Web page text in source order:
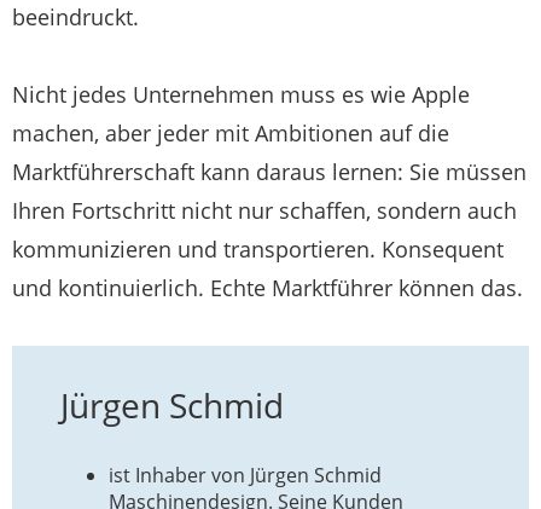
beeindruckt.
Nicht jedes Unternehmen muss es wie Apple
machen, aber jeder mit Ambitionen auf die
Marktführerschaft kann daraus lernen: Sie müssen
Ihren Fortschritt nicht nur schaffen, sondern auch
kommunizieren und transportieren. Konsequent
und kontinuierlich. Echte Marktführer können das.
Jürgen Schmid
ist Inhaber von Jürgen Schmid
Maschinendesign. Seine Kunden